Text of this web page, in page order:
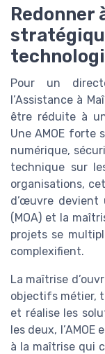
Redonner
Pour un
l’Assistance à
être réduite à
Une AMOE forte
numérique,
technique sur
organisations,
d’œuvre devient
(MOA) et la
projets se
complexifient.
La maîtrise
objectifs métier,
et réalise les
les deux, l’AMOE
à la maîtrise qui